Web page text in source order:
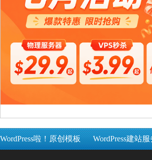
WordPress啦！原创模板 WordPress建站